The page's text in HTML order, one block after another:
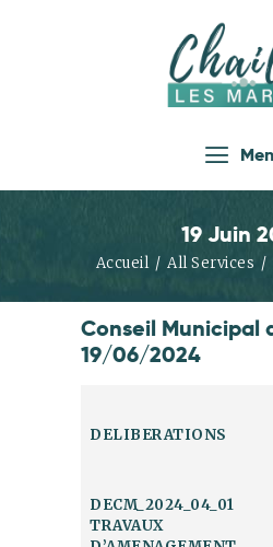
19 Juin
Accueil All Services
Vie Locale
Loisirs
Économie
Les Associations
Conseil Municipal
19/06/2024
DELIBERATIONS
DECM_2024_04_01
TRAVAUX